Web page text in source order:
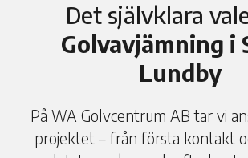
Det självklara
Golvavjämning i
Lundby
På WA Golvcentrum AB tar vi
projektet – från första kontakt